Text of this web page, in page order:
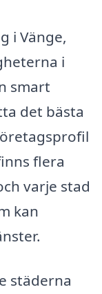
i Vänge,
i
smart
det bästa
flera
varje stad
kan
städerna